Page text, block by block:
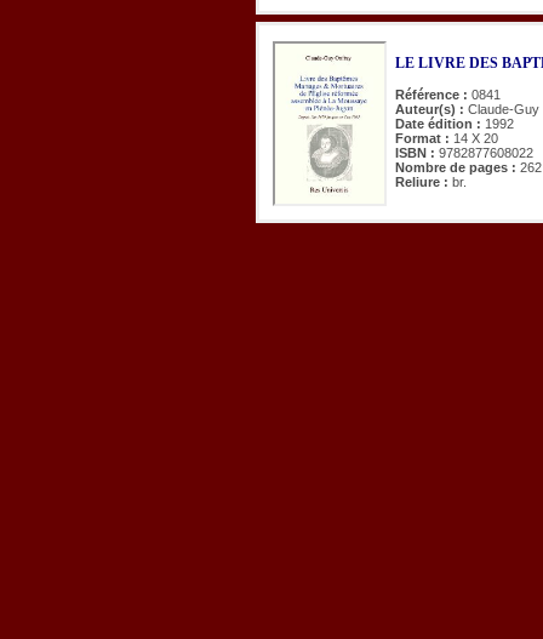
LE LIVRE DES
Référence : 0841
Auteur(s) : Claude-Guy
Date édition : 1992
Format : 14 X 20
ISBN : 9782877608022
Nombre de pages : 262
Reliure : br.